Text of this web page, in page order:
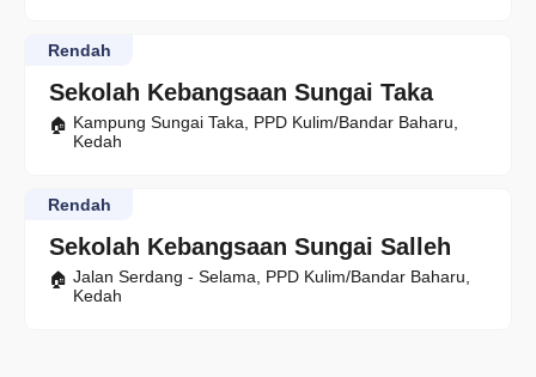
Sekolah Kebangsaan Sungai Taka
Rendah
Kampung Sungai Taka, PPD Kulim/Bandar Baharu,
Kedah
Sekolah Kebangsaan Sungai Salleh
Rendah
Jalan Serdang - Selama, PPD Kulim/Bandar Baharu,
Kedah